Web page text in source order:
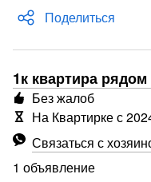
Поделиться
1к квартира
Связаться с
1 объявление
Без жалоб
На Квартирке с